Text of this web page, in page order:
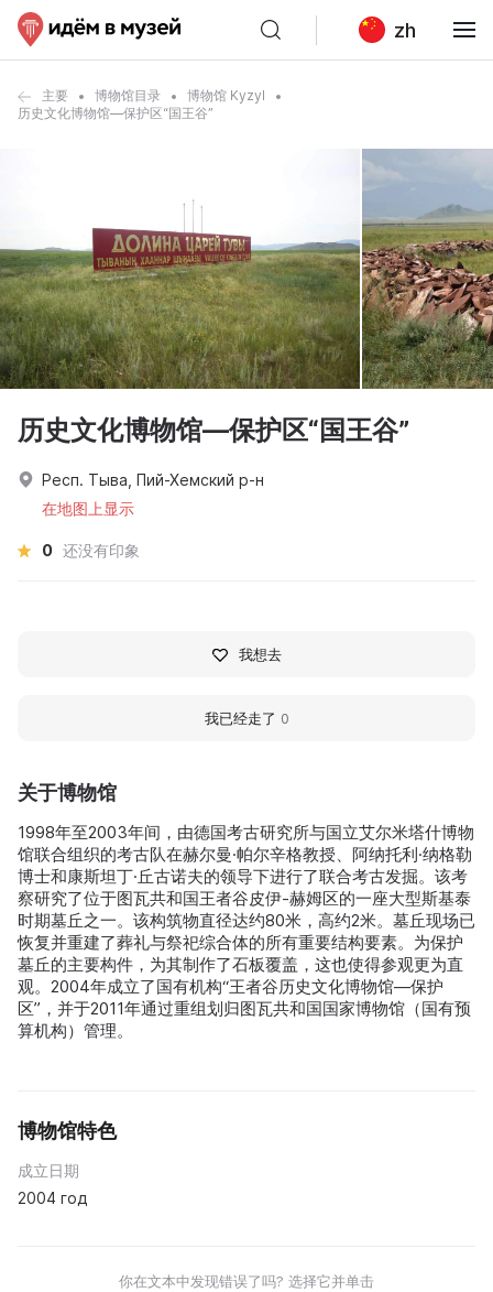
zh
主要 博物馆目录
博物馆 Kyzyl
历史文化博物馆—保护区“国王谷”
关于博物馆
1998年至2003年间，由德国考古研究所与国立艾尔米塔什博物
馆联合组织的考古队在赫尔曼·帕尔辛格教授、阿纳托利·纳格勒
博士和康斯坦丁·丘古诺夫的领导下进行了联合考古发掘。该考
察研究了位于图瓦共和国王者谷皮伊-赫姆区的一座大型斯基泰
时期墓丘之一。该构筑物直径达约80米，高约2米。墓丘现场已
恢复并重建了葬礼与祭祀综合体的所有重要结构要素。为保护
墓丘的主要构件，为其制作了石板覆盖，这也使得参观更为直
观。2004年成立了国有机构“王者谷历史文化博物馆—保护
区”，并于2011年通过重组划归图瓦共和国国家博物馆（国有预
算机构）管理。
博物馆特色
成立日期
2004 год
你在文本中发现错误了吗? 选择它并单击
历史文化博物馆—保护区“国王谷”
Респ. Тыва, Пий-Хемский р-н
在地图上显示
0 还没有印象
我想去
我已经走了 0